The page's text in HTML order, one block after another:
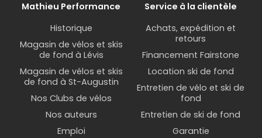
Mathieu Performance
Historique
Magasin de vélos et skis
de fond à Lévis
Magasin de vélos et skis
de fond à St-Augustin
Nos Clubs de vélos
Nos auteurs
Emploi
Service à la clientèle
Achats, expédition et
retours
Financement Fairstone
Location ski de fond
Entretien de vélo et ski de
fond
Entretien de ski de fond
Garantie